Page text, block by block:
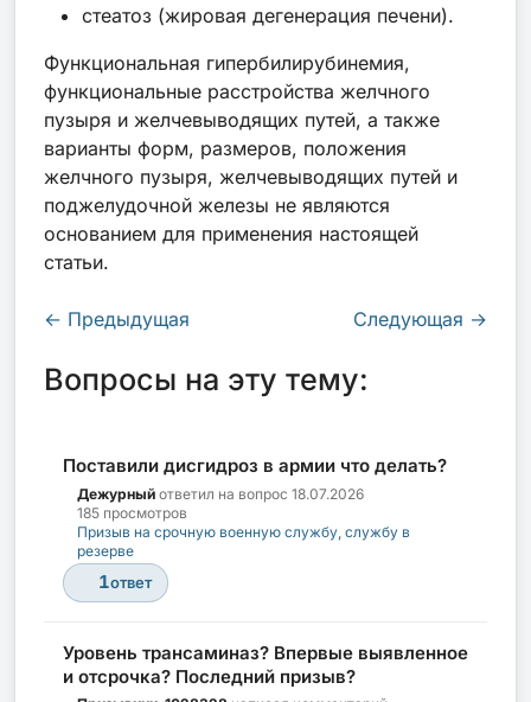
стеатоз (жировая дегенерация печени).
Функциональная гипербилирубинемия,
функциональные расстройства желчного
пузыря и желчевыводящих путей, а также
варианты форм, размеров, положения
желчного пузыря, желчевыводящих путей и
поджелудочной железы не являются
основанием для применения настоящей
статьи.
← Предыдущая Следующая →
Вопросы на эту тему:
Поставили дисгидроз в армии что делать?
Дежурный ответил на вопрос 18.07.2026
185 просмотров
Призыв на срочную военную службу, службу в
резерве
1ответ
Уровень трансаминаз? Впервые выявленное
и отсрочка? Последний призыв?